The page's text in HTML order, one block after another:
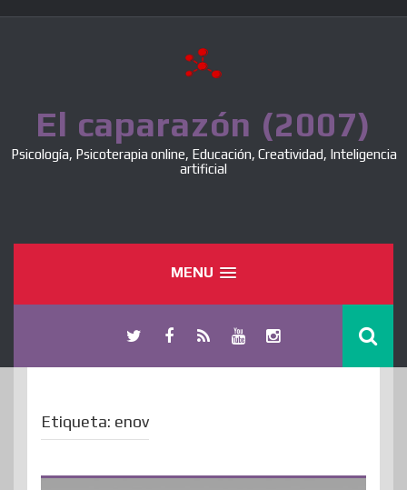
El caparazón (2007)
Psicología, Psicoterapia online, Educación, Creatividad, Inteligencia
artificial
MENU
Etiqueta: enov